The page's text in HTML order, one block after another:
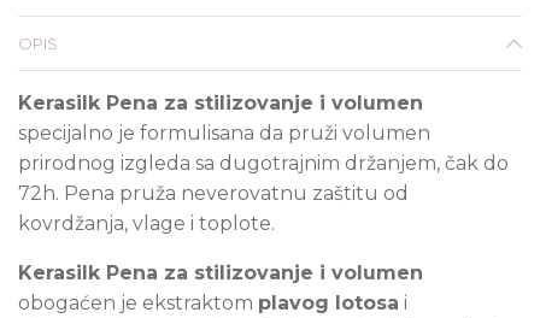
OPIS
Kerasilk Pena za stilizovanje i volumen
specijalno je formulisana da pruži volumen
prirodnog izgleda sa dugotrajnim držanjem, čak do
72h. Pena pruža neverovatnu zaštitu od
kovrdžanja, vlage i toplote.
Kerasilk Pena za stilizovanje i volumen
obogaćen je ekstraktom plavog lotosa i